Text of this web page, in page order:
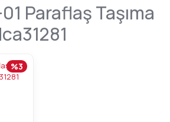
Paraflaş Taşıma
%3